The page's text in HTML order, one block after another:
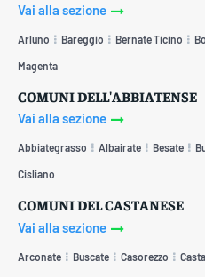
Vai alla sezione
Arluno Bareggio Bernate Ticino
Magenta
COMUNI DELL'ABBIATENSE
Vai alla sezione
Abbiategrasso Albairate Besate
Cisliano
COMUNI DEL CASTANESE
Vai alla sezione
Arconate Buscate Casorezzo